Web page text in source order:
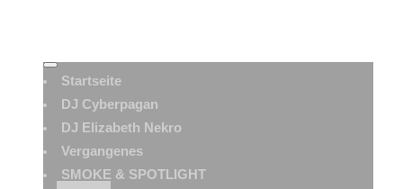
Startseite
DJ Cyberpagan
DJ Elizabeth Nekro
Vergangenes
SMOKE & SPOTLIGHT